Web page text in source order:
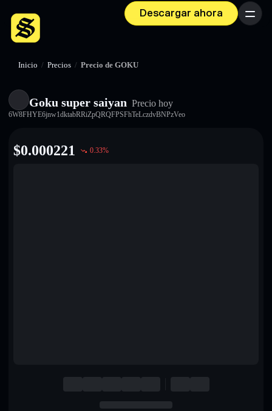
Descargar ahora Menú
Inicio / Precios / Precio de GOKU
Goku super saiyan Precio hoy
6W8FHYE6jnw1dktabRRiZpQRQFPSFhTeLczdvBNPzVeo
$0.000221 0.33%